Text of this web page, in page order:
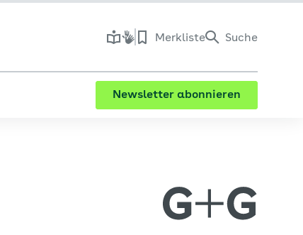
Merkliste Suche
Newsletter abonnieren